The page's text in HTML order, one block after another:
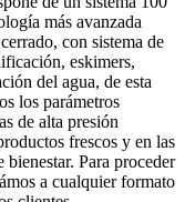
más avanzada
con sistema de
eskimers,
del agua, de esta
los parámetros
de alta presión
frescos y en las
Para proceder
a cualquier formato